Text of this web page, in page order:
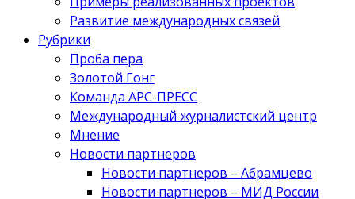
Развитие международных связей
Рубрики
Проба пера
Золотой Гонг
Команда АРС-ПРЕСС
Международный журналистский центр
Мнение
Новости партнеров
Новости партнеров – Абрамцево
Новости партнеров – МИД России